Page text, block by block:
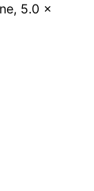
5.0 x